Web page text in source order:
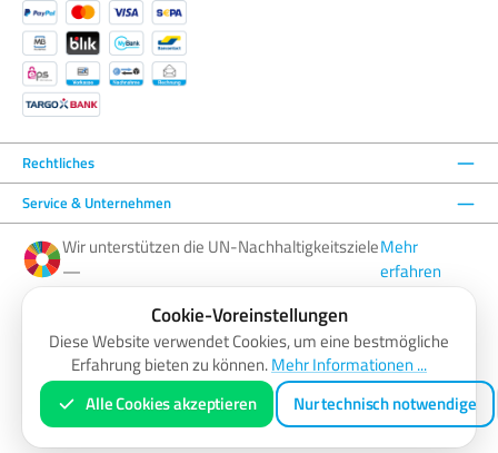
Rechtliches
Service & Unternehmen
Wir unterstützen die UN-Nachhaltigkeitsziele
—
Mehr
erfahren
Facebook Instagram YouTube LinkedIn
Barrierefreiheitserklärung Datenschutzerklärung Impressum
Widerrufsbelehrung
Vertrag widerrufen
* Alle Preise inkl. gesetzl. Mehrwertsteuer zzgl.Versandkostenund ggf. Nachnahmegebühren, wenn nicht anders
angegeben.
Cookie-Voreinstellungen
Diese Website verwendet Cookies, um eine bestmögliche
Erfahrung bieten zu können.Mehr Informationen ...
Alle Cookies akzeptieren
Nur technisch notwendige